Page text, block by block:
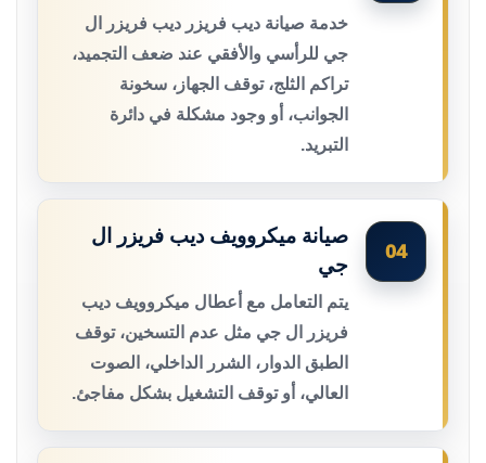
خدمة صيانة ديب فريزر ديب فريزر ال
جي للرأسي والأفقي عند ضعف التجميد،
تراكم الثلج، توقف الجهاز، سخونة
الجوانب، أو وجود مشكلة في دائرة
التبريد.
04
صيانة ميكروويف ديب فريزر ال
جي
يتم التعامل مع أعطال ميكروويف ديب
فريزر ال جي مثل عدم التسخين، توقف
الطبق الدوار، الشرر الداخلي، الصوت
العالي، أو توقف التشغيل بشكل مفاجئ.